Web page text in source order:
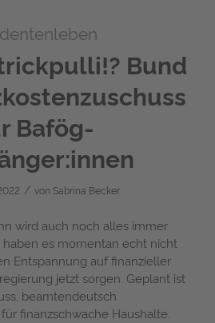
Bund
Bafög-
/ von Sabrina Becker
wird auch noch alles immer
es momentan echt nicht
Entspannung auf finanzieller
jetzt sorgen. Geplant ist
beamtendeutsch
finanzschwache Haushalte.